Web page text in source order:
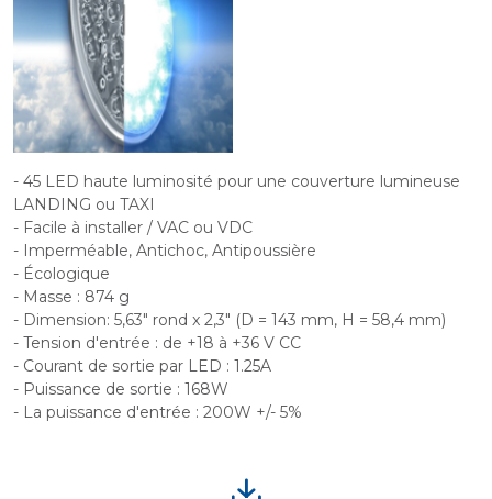
- 45 LED haute luminosité pour une couverture lumineuse
LANDING ou TAXI
- Facile à installer / VAC ou VDC
- Imperméable, Antichoc, Antipoussière
- Écologique
- Masse : 874 g
- Dimension: 5,63" rond x 2,3" (D = 143 mm, H = 58,4 mm)
- Tension d'entrée : de +18 à +36 V CC
- Courant de sortie par LED : 1.25A
- Puissance de sortie : 168W
- La puissance d'entrée : 200W +/- 5%